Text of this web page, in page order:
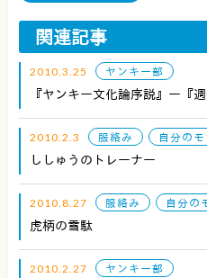
関連記事
2010.3.25 ヤンキー部
『ヤンキー文化論序説』ー『
2010.2.3 服絡み 自分の
ししゅうのトレーナー
2010.8.27 服絡み 自分の
虎柄の雪駄
2010.2.27 ヤンキー部